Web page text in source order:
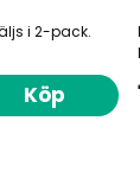
i 2-pack.
Köp